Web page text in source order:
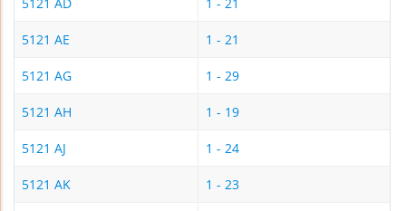
5121 AD 1 - 21
5121 AE 1 - 21
5121 AG 1 - 29
5121 AH 1 - 19
5121 AJ 1 - 24
5121 AK 1 - 23